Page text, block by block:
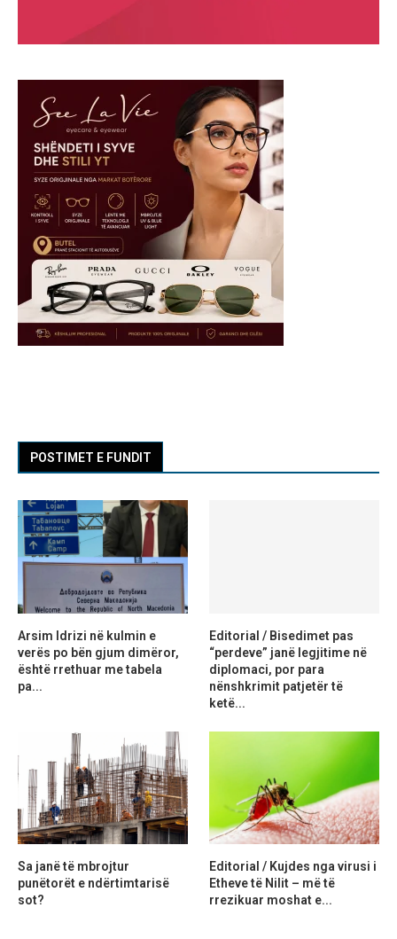
POSTIMET E FUNDIT
Arsim Idrizi në kulmin e
verës po bën gjum dimëror,
është rrethuar me tabela
pa...
Editorial / Bisedimet pas
“perdeve” janë legjitime në
diplomaci, por para
nënshkrimit patjetër të
ketë...
Sa janë të mbrojtur
punëtorët e ndërtimtarisë
sot?
Editorial / Kujdes nga virusi i
Etheve të Nilit – më të
rrezikuar moshat e...